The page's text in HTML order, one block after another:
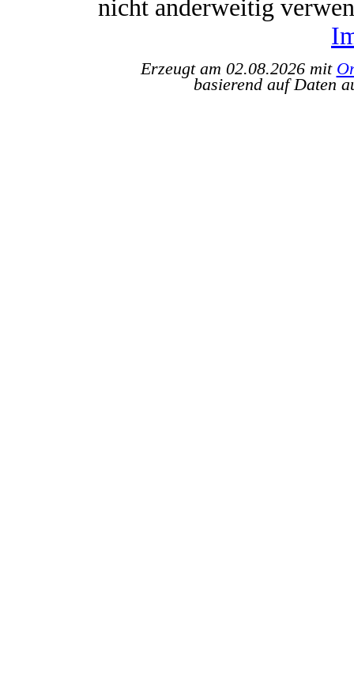
nicht anderweitig
Erzeugt am 02.08.2026 mit
basierend auf Daten